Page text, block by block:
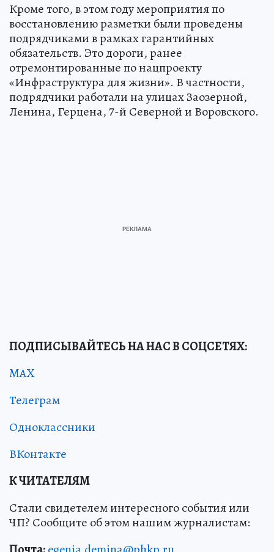
Кроме того, в этом году мероприятия по
восстановлению разметки были проведены
подрядчиками в рамках гарантийных
обязательств. Это дороги, ранее
отремонтированные по нацпроекту
«Инфраструктура для жизни». В частности,
подрядчики работали на улицах Заозерной,
Ленина, Герцена, 7-й Северной и Воровского.
ПОДПИСЫВАЙТЕСЬ НА НАС В СОЦСЕТЯХ:
MAX
Телеграм
Одноклассники
ВКонтакте
К ЧИТАТЕЛЯМ
Стали свидетелем интересного события или
ЧП? Сообщите об этом нашим журналистам: